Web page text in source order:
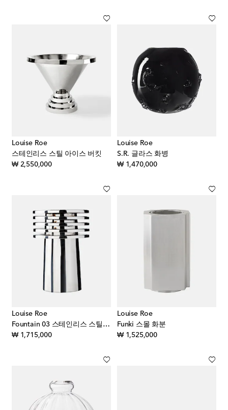
Louise Roe
스테인리스 스틸 아이스 버킷
₩ 2,550,000original price
Louise Roe
S.R. 글라스 화병
₩ 1,470,000original price
Louise Roe
Fountain 03 스테인리스 스틸 화병
₩ 1,715,000original price
Louise Roe
Funki 스몰 화분
₩ 1,525,000original price